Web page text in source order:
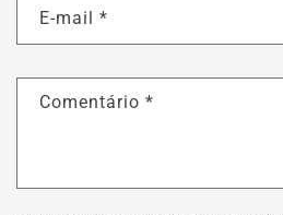
E-mail *
Comentário *